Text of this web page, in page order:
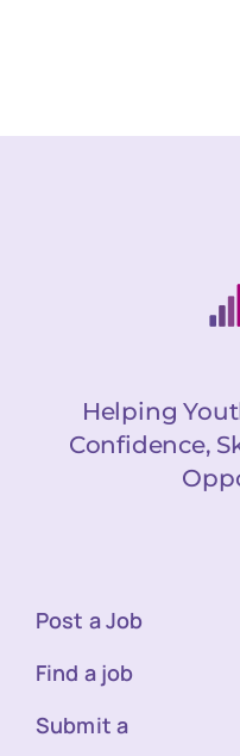
Helping
Confidence,
Post a Job
Find a job
Submit a